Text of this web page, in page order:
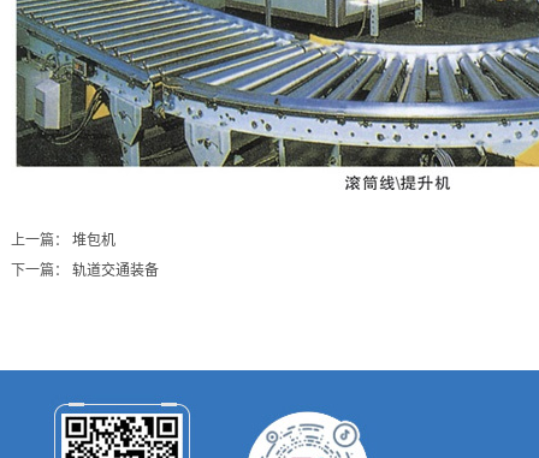
上一篇：
堆包机
下一篇：
轨道交通装备